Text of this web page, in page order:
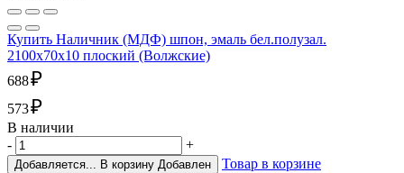
Купить Наличник (МДФ) шпон, эмаль бел.полузал.
2100х70х10 плоский (Волжские)
688₽
573₽
В наличии
-
+
Добавляется... В корзину Добавлен
Товар в корзине